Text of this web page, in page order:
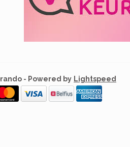
- Powered by Lightspeed